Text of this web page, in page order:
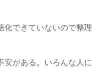
化できていないので整理
安がある。いろんな人に